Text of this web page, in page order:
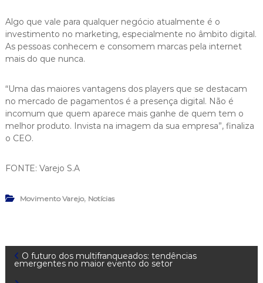
Algo que vale para qualquer negócio atualmente é o
investimento no marketing, especialmente no âmbito digital.
As pessoas conhecem e consomem marcas pela internet
mais do que nunca.
“Uma das maiores vantagens dos players que se destacam
no mercado de pagamentos é a presença digital. Não é
incomum que quem aparece mais ganhe de quem tem o
melhor produto. Invista na imagem da sua empresa”, finaliza
o CEO.
FONTE: Varejo S.A
Movimento Varejo, Notícias
N O futuro dos multifranqueados: tendências
emergentes no maior evento do setor